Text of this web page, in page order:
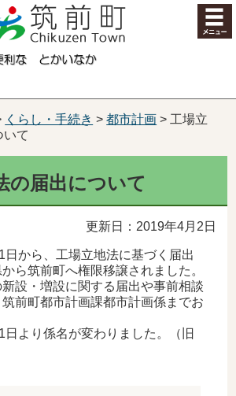
コンテンツにジャンプ
くらし・手続き >都市計画 > 工場立
いて
の届出について
更新日：2019年4月2日
日から、工場立地法に基づく届出
ら筑前町へ権限移譲されました。
設・増設に関する届出や事前相談
前町都市計画課都市計画係までお
日より係名が変わりました。（旧